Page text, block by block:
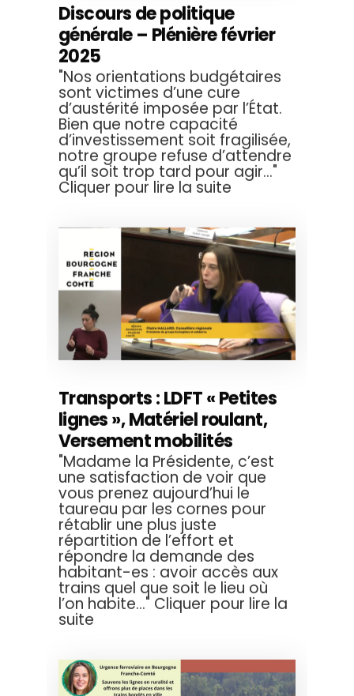
Discours de politique
générale – Plénière février
2025
"Nos orientations budgétaires
sont victimes d’une cure
d’austérité imposée par l’État.
Bien que notre capacité
d’investissement soit fragilisée,
notre groupe refuse d’attendre
qu’il soit trop tard pour agir..."
Cliquer pour lire la suite
Transports : LDFT « Petites
lignes », Matériel roulant,
Versement mobilités
"Madame la Présidente, c’est
une satisfaction de voir que
vous prenez aujourd’hui le
taureau par les cornes pour
rétablir une plus juste
répartition de l’effort et
répondre la demande des
habitant-es : avoir accès aux
trains quel que soit le lieu où
l’on habite..." Cliquer pour lire la
suite